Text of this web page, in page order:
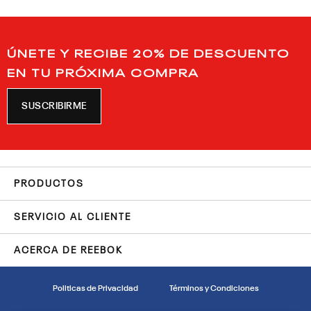
ÚNETE Y RECIBE 20% DE DESCUENTO
EN TU PRÓXIMA COMPRA
SUSCRIBIRME
PRODUCTOS
SERVICIO AL CLIENTE
ACERCA DE REEBOK
Politicas de Privacidad Términos y Condiciones